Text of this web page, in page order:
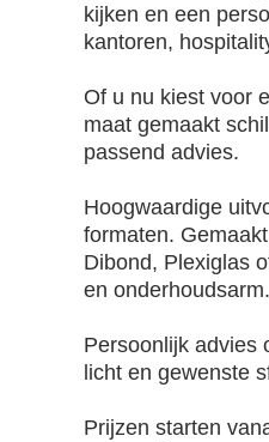
kijken en een
kantoren,
Of u nu kiest voor
maat gemaakt
passend advies.
Hoogwaardige
formaten.
Dibond, Plexiglas
en onderhoudsarm.
Persoonlijk advies
licht en gewenste
Prijzen starten